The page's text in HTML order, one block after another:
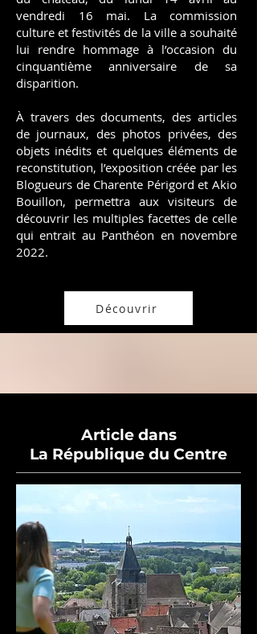
vendredi 16 mai. La commission
culture et festivités de la ville a souhaité
lui rendre hommage à l’occasion du
cinquantième anniversaire de sa
disparition.
À travers des documents, des articles
de journaux, des photos privées, des
objets inédits et quelques éléments de
reconstitution, l’exposition créée par les
Blogueurs de Charente Périgord et Akio
Bouillon, permettra aux visiteurs de
découvrir les multiples facettes de celle
qui entrait au Panthéon en novembre
2022.
Découvrir
Article dans
La République du Centre